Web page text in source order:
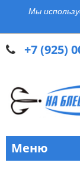
Мы
+7 (925)
Меню